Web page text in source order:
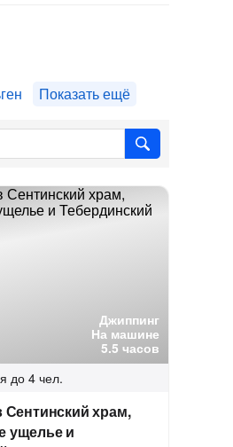
Показать ещё
Джиппинг
На машине
5.5 часов
до 4 чел.
Сентинский храм,
ущелье и